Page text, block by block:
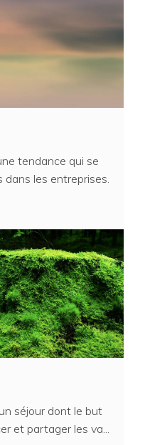
tendance qui se
les entreprises.
séjour dont le but
et partager les va...